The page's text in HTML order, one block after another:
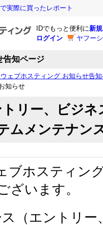
実際に買ったレポート
IDでもっと便利に新
ログイン
ヤフー
告知ページ
ェブホスティング お知らせ告
知らせ
リー、ビジ
ムメンテナン
ブホスティン
ざいます。
（エントリ